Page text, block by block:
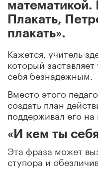
математикой.
Плакать,
плакать».
Кажется, учитель
который
себя безнадежным.
Вместо этого
создать план
поддерживал его на
«И кем ты
Эта фраза может
ступора и